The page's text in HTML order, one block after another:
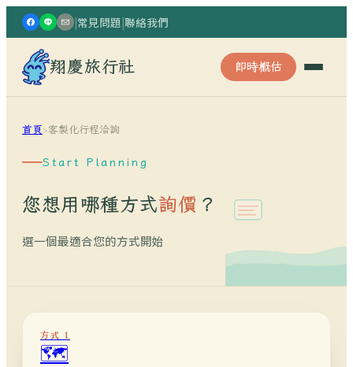
|常見問題|聯絡我們
翔慶旅行社 即時概估
首頁›客製化行程洽詢
Start Planning
您想用哪種方式詢價 ？
選一個最適合您的方式開始
方式 1
🗺